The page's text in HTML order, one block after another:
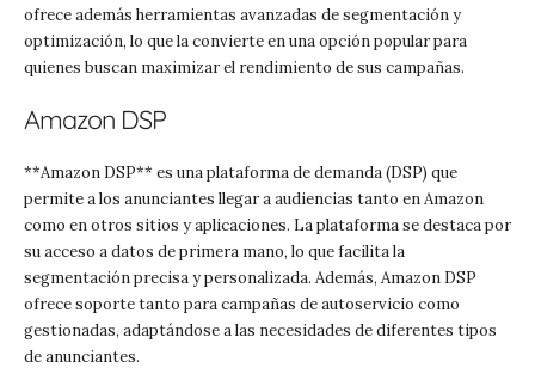
ofrece además herramientas avanzadas de segmentación y
optimización, lo que la convierte en una opción popular para
quienes buscan maximizar el rendimiento de sus campañas.
Amazon DSP
**Amazon DSP** es una plataforma de demanda (DSP) que
permite a los anunciantes llegar a audiencias tanto en Amazon
como en otros sitios y aplicaciones. La plataforma se destaca por
su acceso a datos de primera mano, lo que facilita la
segmentación precisa y personalizada. Además, Amazon DSP
ofrece soporte tanto para campañas de autoservicio como
gestionadas, adaptándose a las necesidades de diferentes tipos
de anunciantes.